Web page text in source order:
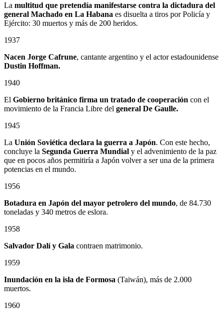
La multitud que pretendía manifestarse contra la dictadura del
general Machado en La Habana es disuelta a tiros por Policía y
Ejército: 30 muertos y más de 200 heridos.
1937
Nacen Jorge Cafrune, cantante argentino y el actor estadounidense
Dustin Hoffman.
1940
El Gobierno británico firma un tratado de cooperación con el
movimiento de la Francia Libre del general De Gaulle.
1945
La Unión Soviética declara la guerra a Japón. Con este hecho,
concluye la Segunda Guerra Mundial y el advenimiento de la paz
que en pocos años permitiría a Japón volver a ser una de la primera
potencias en el mundo.
1956
Botadura en Japón del mayor petrolero del mundo, de 84.730
toneladas y 340 metros de eslora.
1958
Salvador Dalí y Gala contraen matrimonio.
1959
Inundación en la isla de Formosa (Taiwán), más de 2.000
muertos.
1960